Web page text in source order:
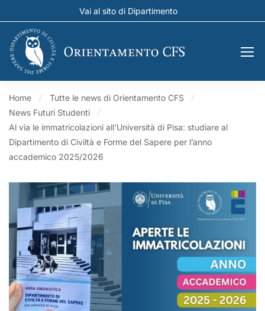
Vai al sito di Dipartimento
Home
Tutte le news di Orientamento CFS
News Futuri Studenti
Al via le immatricolazioni all’Università di Pisa: studiare al
Dipartimento di Civiltà e Forme del Sapere per l’anno
accademico 2025/2026